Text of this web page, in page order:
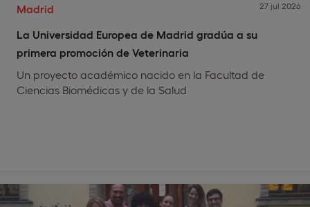
Madrid
La Universidad Europea de Madrid gradúa a su
primera promoción de Veterinaria
27 jul 2026
Un proyecto académico nacido en la Facultad de
Ciencias Biomédicas y de la Salud